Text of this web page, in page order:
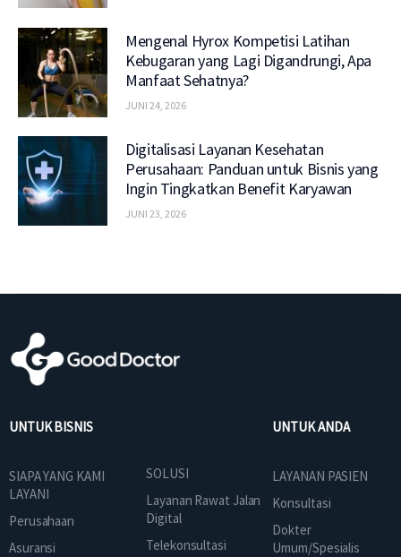
Mengenal Hyrox Kompetisi Latihan
Kebugaran yang Lagi Digandrungi, Apa
Manfaat Sehatnya?
JUNI 24, 2026
Digitalisasi Layanan Kesehatan
Perusahaan: Panduan untuk Bisnis yang
Ingin Tingkatkan Benefit Karyawan
JUNI 23, 2026
UNTUK BISNIS
SIAPA YANG KAMI
LAYANI
Perusahaan
Asuransi
SOLUSI
Layanan Rawat Jalan
Digital
Telekonsultasi
UNTUK ANDA
LAYANAN PASIEN
Konsultasi
Dokter
Umum/Spesialis